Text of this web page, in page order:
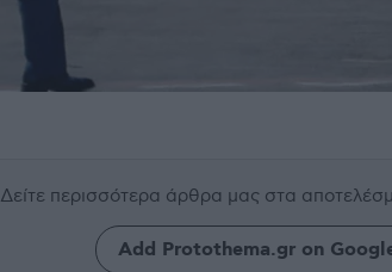
Δείτε περισσότερα άρθρα μας στα
Add Protothema.gr on